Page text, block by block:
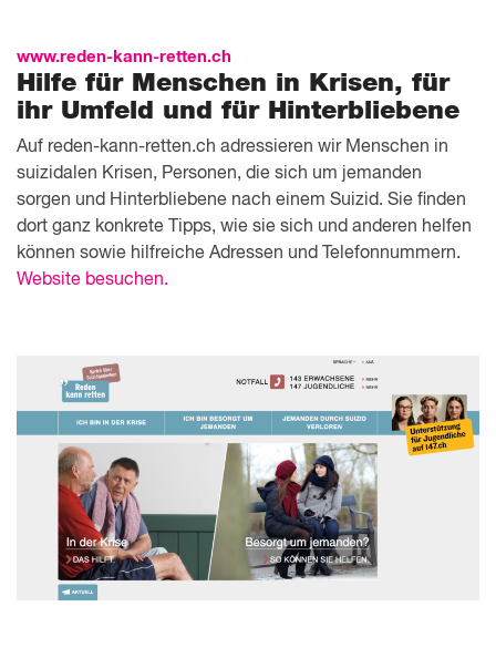
www.reden-kann-retten.ch
Hilfe für Menschen in Krisen, für
ihr Umfeld und für Hinterbliebene
Auf reden-kann-retten.ch adressieren wir Menschen in
suizidalen Krisen, Personen, die sich um jemanden
sorgen und Hinterbliebene nach einem Suizid. Sie finden
dort ganz konkrete Tipps, wie sie sich und anderen helfen
können sowie hilfreiche Adressen und Telefonnummern.
Website besuchen.